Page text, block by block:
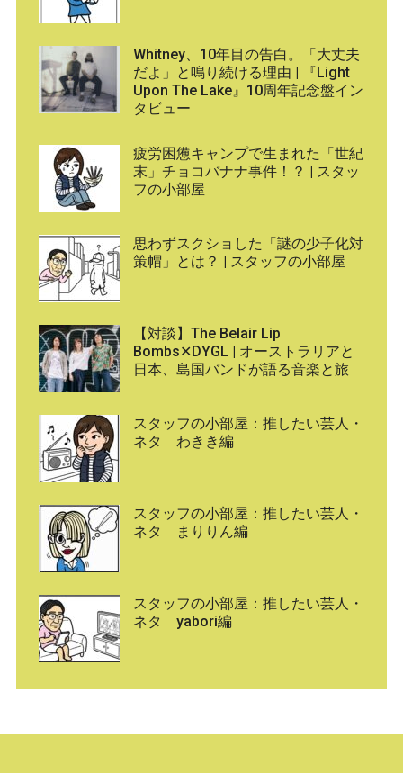
Whitney、10年目の告白。「大丈夫
だよ」と鳴り続ける理由 | 『Light
Upon The Lake』10周年記念盤イン
タビュー
疲労困憊キャンプで生まれた「世紀
末」チョコバナナ事件！？ | スタッ
フの小部屋
思わずスクショした「謎の少子化対
策帽」とは？ | スタッフの小部屋
【対談】The Belair Lip
Bombs✕DYGL | オーストラリアと
日本、島国バンドが語る音楽と旅
スタッフの小部屋：推したい芸人・
ネタ わきき編
スタッフの小部屋：推したい芸人・
ネタ まりりん編
スタッフの小部屋：推したい芸人・
ネタ yabori編